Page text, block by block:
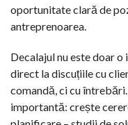
oportunitate clară de
antreprenoarea.
Decalajul nu este doar
direct la discuțiile cu
comandă, ci cu
importantă: crește